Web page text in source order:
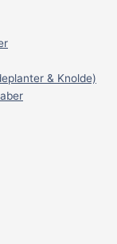
& Knolde)